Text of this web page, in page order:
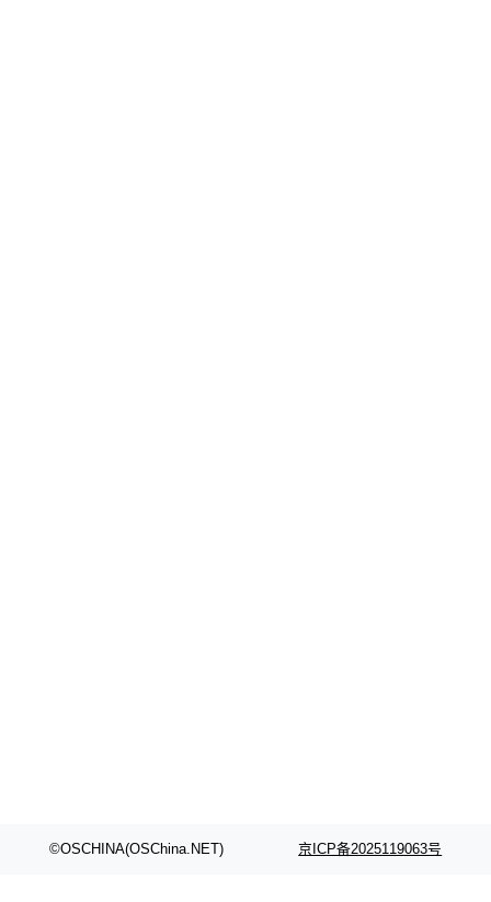
©OSCHINA(OSChina.NET) 京ICP备2025119063号